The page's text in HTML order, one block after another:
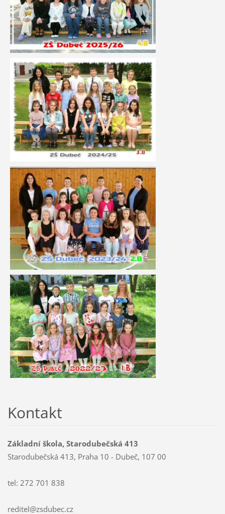
Kontakt
Základní škola, Starodubečská 413
Starodubečská 413, Praha 10 - Dubeč, 107 00
tel: 272 701 838
reditel@zsdubec.cz